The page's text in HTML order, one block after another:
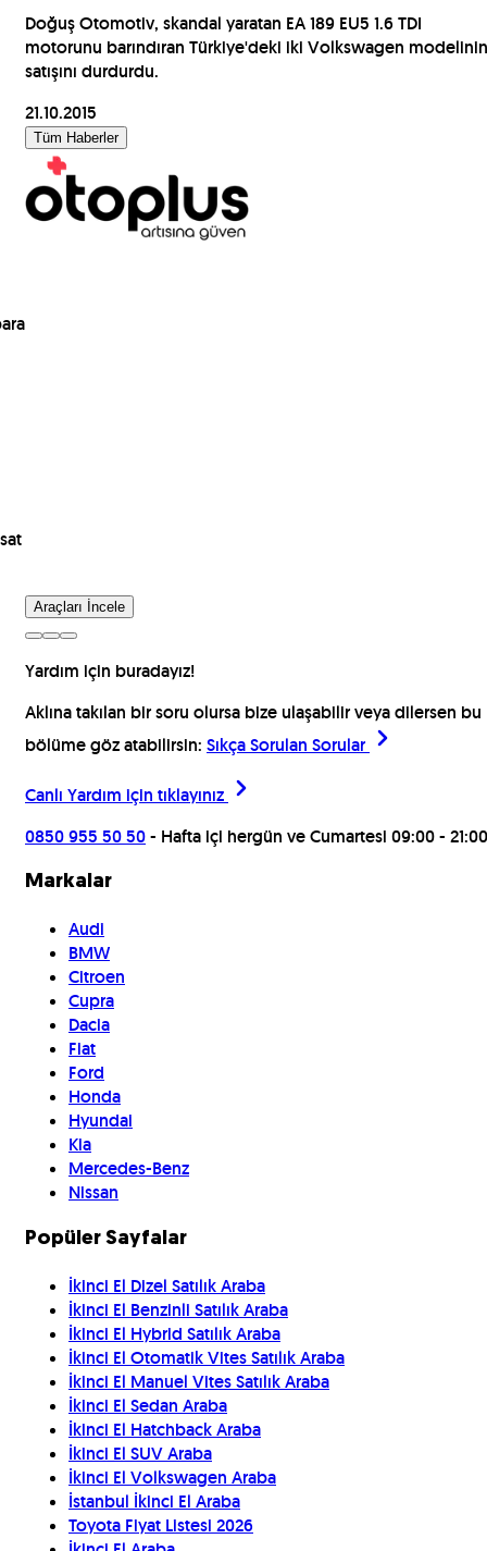
Doğuş Otomotiv, skandal yaratan EA 189 EU5 1.6 TDI
motorunu barındıran Türkiye'deki iki Volkswagen modelinin
satışını durdurdu.
21.10.2015
Tüm Haberler
Araçları İncele
Yardım için buradayız!
Aklına takılan bir soru olursa bize ulaşabilir veya dilersen bu
bölüme göz atabilirsin: Sıkça Sorulan Sorular
Canlı Yardım için tıklayınız
0850 955 50 50- Hafta içi hergün ve Cumartesi 09:00 - 21:00
Markalar
Audi
BMW
Citroen
Cupra
Dacia
Fiat
Ford
Honda
Hyundai
Kia
Mercedes-Benz
Nissan
Popüler Sayfalar
İkinci El Dizel Satılık Araba
İkinci El Benzinli Satılık Araba
İkinci El Hybrid Satılık Araba
İkinci El Otomatik Vites Satılık Araba
İkinci El Manuel Vites Satılık Araba
İkinci El Sedan Araba
İkinci El Hatchback Araba
İkinci El SUV Araba
İkinci El Volkswagen Araba
İstanbul İkinci El Araba
Toyota Fiyat Listesi 2026